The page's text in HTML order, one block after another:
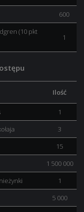
600
(10 pkt
1
Ilość
1
3
15
1 500 000
1
5 000